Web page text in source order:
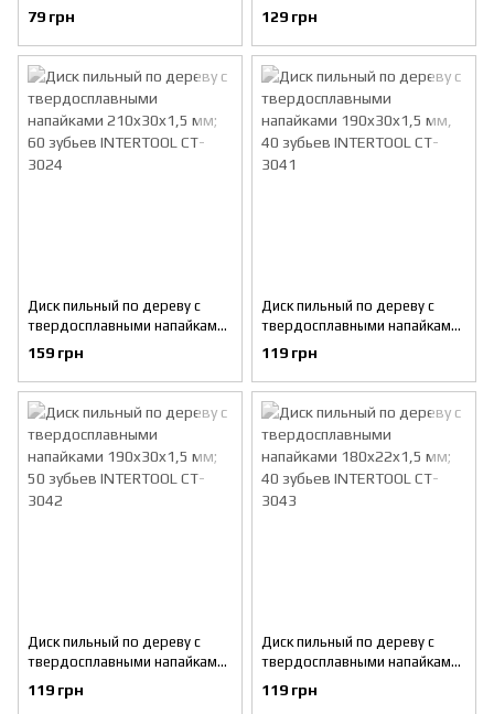
150x22,2x1,5 мм; 28 зубьев
INTERTOOL CT-3015
79 грн
200x25,4x1,5 мм; 36 зубьев
INTERTOOL CT-3020
129 грн
Диск пильный по дереву с
твердосплавными напайками
210x30x1,5 мм; 60 зубьев
INTERTOOL CT-3024
159 грн
Диск пильный по дереву с
твердосплавными напайками
190x30x1,5 мм, 40 зубьев
INTERTOOL CT-3041
119 грн
Диск пильный по дереву с
твердосплавными напайками
190x30x1,5 мм; 50 зубьев
INTERTOOL CT-3042
119 грн
Диск пильный по дереву с
твердосплавными напайками
180x22x1,5 мм; 40 зубьев
INTERTOOL CT-3043
119 грн